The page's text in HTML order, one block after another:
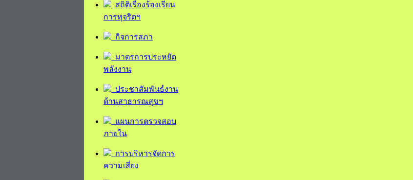
สถิติเรื่องร้องเรียน
การทุจริตฯ
กิจการสภา
มาตรการประหยัด
พลังงาน
ประชาสัมพันธ์งาน
ด้านสาธารณสุขฯ
แผนการตรวจสอบ
ภายใน
การบริหารจัดการ
ความเสี่ยง